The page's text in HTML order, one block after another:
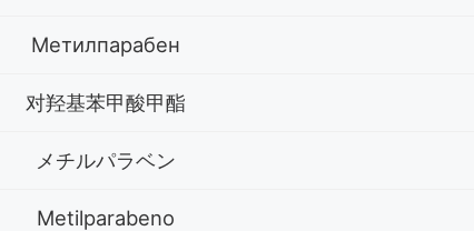
Метилпарабен
对羟基苯甲酸甲酯
メチルパラベン
Metilparabeno